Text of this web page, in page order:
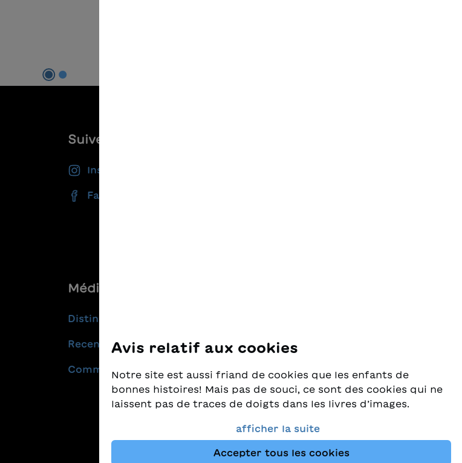
Suivez-nous
Instagram
Facebook
Médias
Distinctions
Recensions
Communiqués de presse
Avis relatif aux cookies
Notre site est aussi friand de cookies que les enfants de
bonnes histoires! Mais pas de souci, ce sont des cookies qui ne
laissent pas de traces de doigts dans les livres d’images.
Nous prenons très au sérieux la protection de vos données et
nous tenons à ce que vous trouviez toujours les meilleurs
livres pour enfants dans notre assortiment. Ce site utilise des
afficher la suite
Accepter tous les cookies